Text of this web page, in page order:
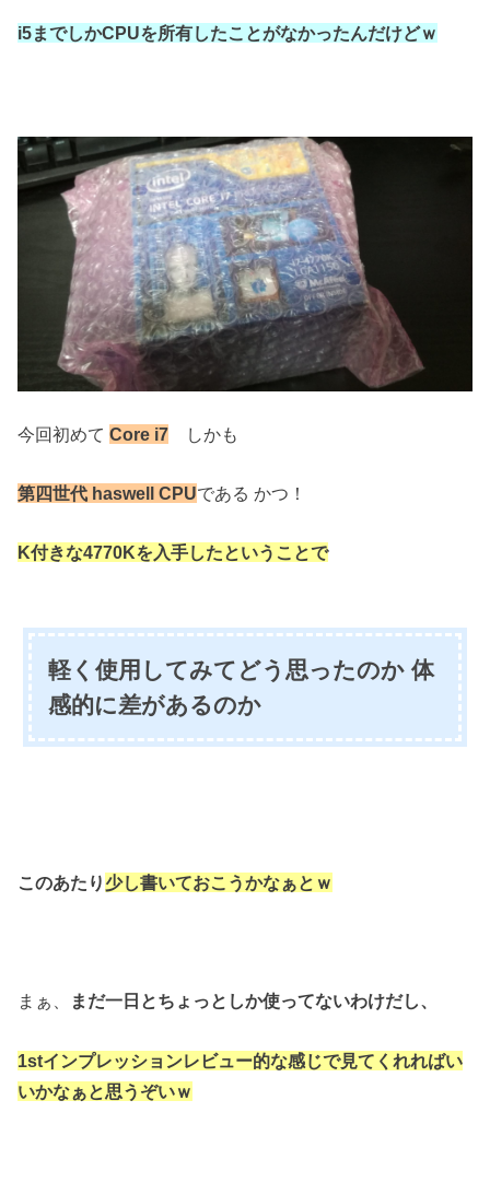
i5までしかCPUを所有したことがなかったんだけどｗ
今回初めてCore i7 しかも
第四世代 haswell CPUである かつ！
K付きな4770Kを入手したということで
軽く使用してみてどう思ったのか 体
感的に差があるのか
このあたり 少し書いておこうかなぁとｗ
まぁ、 まだ一日とちょっとしか使ってないわけだし、
1stインプレッションレビュー的な感じで見てくれればい
いかなぁと思うぞいｗ